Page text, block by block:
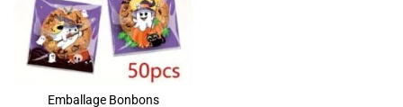
Emballage Bonbons